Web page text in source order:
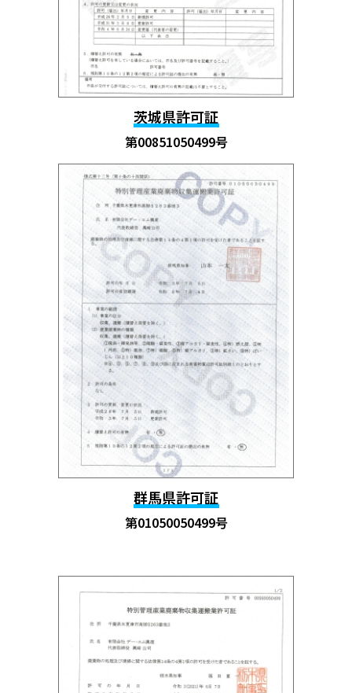
茨城県許可証
第00851050499号
群馬県許可証
第01050050499号